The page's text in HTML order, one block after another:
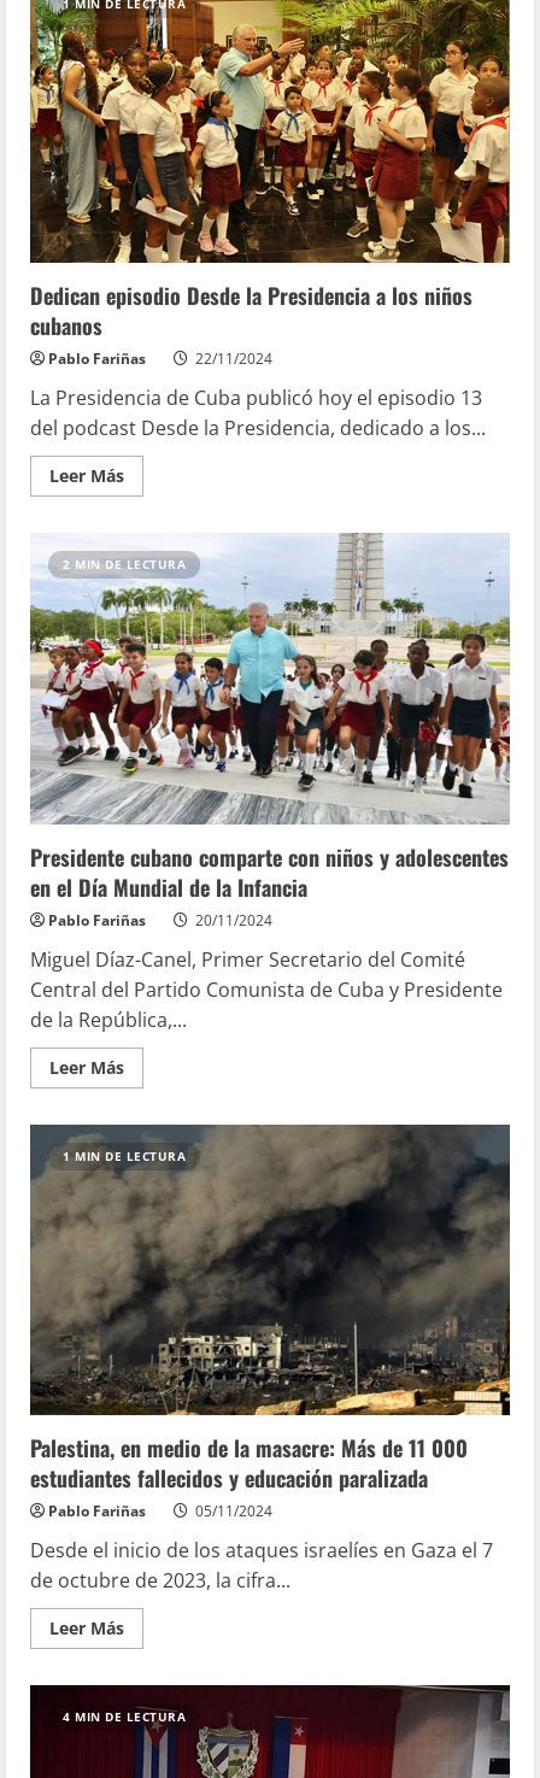
Dedican episodio Desde la Presidencia a los niños
cubanos
Pablo Fariñas 22/11/2024
La Presidencia de Cuba publicó hoy el episodio 13
del podcast Desde la Presidencia, dedicado a los...
Leer Más
2 MIN DE LECTURA
Presidente cubano comparte con niños y adolescentes
en el Día Mundial de la Infancia
Pablo Fariñas 20/11/2024
Miguel Díaz-Canel, Primer Secretario del Comité
Central del Partido Comunista de Cuba y Presidente
de la República,...
Leer Más
1 MIN DE LECTURA
Palestina, en medio de la masacre: Más de 11 000
estudiantes fallecidos y educación paralizada
Pablo Fariñas 05/11/2024
Desde el inicio de los ataques israelíes en Gaza el 7
de octubre de 2023, la cifra...
Leer Más
4 MIN DE LECTURA